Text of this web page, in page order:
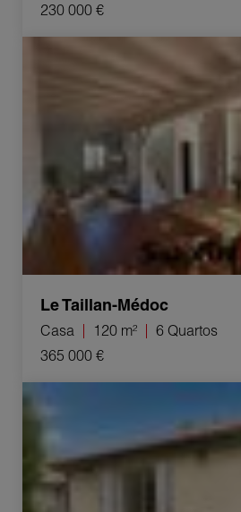
230 000 €
Venda Casa Le Taillan-Médoc 6
Le Taillan-Médoc
Casa 120 m²
6 Quartos
365 000 €
Venda Casa Le Taillan-Médoc 4